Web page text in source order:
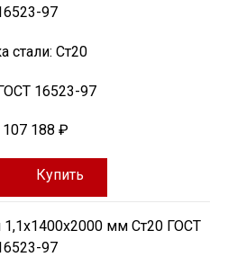
97
стали: Ст20
16523-97
107 188 ₽
Купить
мм Ст20 ГОСТ
97